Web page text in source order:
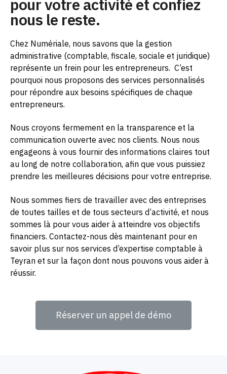
pour votre activité et confiez
nous le reste.
Chez Numériale, nous savons que la gestion
administrative (comptable, fiscale, sociale et juridique)
représente un frein pour les entrepreneurs. C’est
pourquoi nous proposons des services personnalisés
pour répondre aux besoins spécifiques de chaque
entrepreneurs.
Nous croyons fermement en la transparence et la
communication ouverte avec nos clients. Nous nous
engageons à vous fournir des informations claires tout
au long de notre collaboration, afin que vous puissiez
prendre les meilleures décisions pour votre entreprise.
Nous sommes fiers de travailler avec des entreprises
de toutes tailles et de tous secteurs d’activité, et nous
sommes là pour vous aider à atteindre vos objectifs
financiers. Contactez-nous dès maintenant pour en
savoir plus sur nos services d’expertise comptable à
Teyran et sur la façon dont nous pouvons vous aider à
réussir.
Réserver un appel de démo